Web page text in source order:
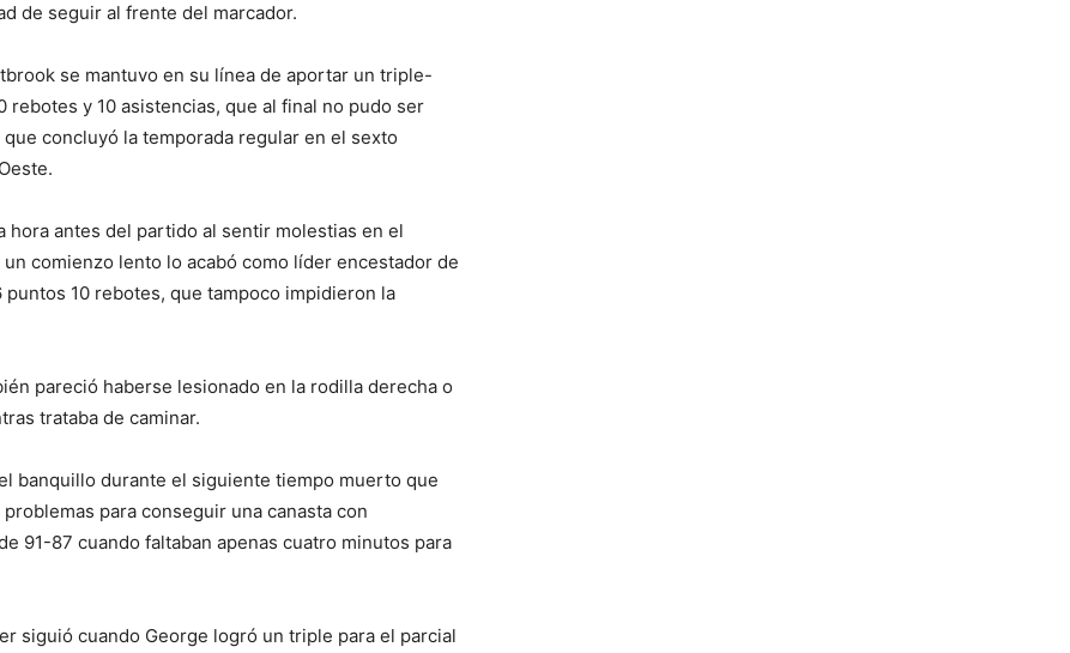
de seguir al frente del marcador.
se mantuvo en su línea de aportar un triple-
y 10 asistencias, que al final no pudo ser
concluyó la temporada regular en el sexto
hora antes del partido al sentir molestias en el
comienzo lento lo acabó como líder encestador de
10 rebotes, que tampoco impidieron la
pareció haberse lesionado en la rodilla derecha o
trataba de caminar.
banquillo durante el siguiente tiempo muerto que
para conseguir una canasta con
91-87 cuando faltaban apenas cuatro minutos para
siguió cuando George logró un triple para el parcial